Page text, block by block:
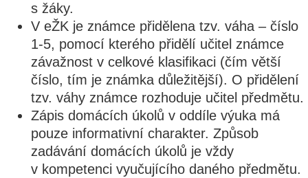
s žáky.
V eŽK je známce přidělena tzv. váha – číslo
1-5, pomocí kterého přidělí učitel známce
závažnost v celkové klasifikaci (čím větší
číslo, tím je známka důležitější). O přidělení
tzv. váhy známce rozhoduje učitel předmětu.
Zápis domácích úkolů v oddíle výuka má
pouze informativní charakter. Způsob
zadávání domácích úkolů je vždy
v kompetenci vyučujícího daného předmětu.